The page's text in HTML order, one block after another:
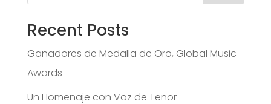
Recent Posts
Ganadores de Medalla de Oro, Global Music
Awards
Un Homenaje con Voz de Tenor